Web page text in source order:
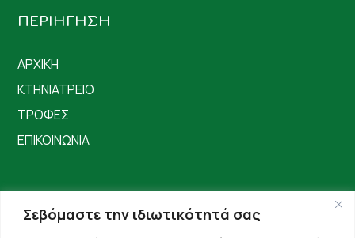
Σεβόμαστε την ιδιωτικότητά σας
ΠΕΡΙΗΓΗΣΗ
ΑΡΧΙΚΗ
ΚΤΗΝΙΑΤΡΕΙΟ
ΤΡΟΦΕΣ
ΕΠΙΚΟΙΝΩΝΙΑ